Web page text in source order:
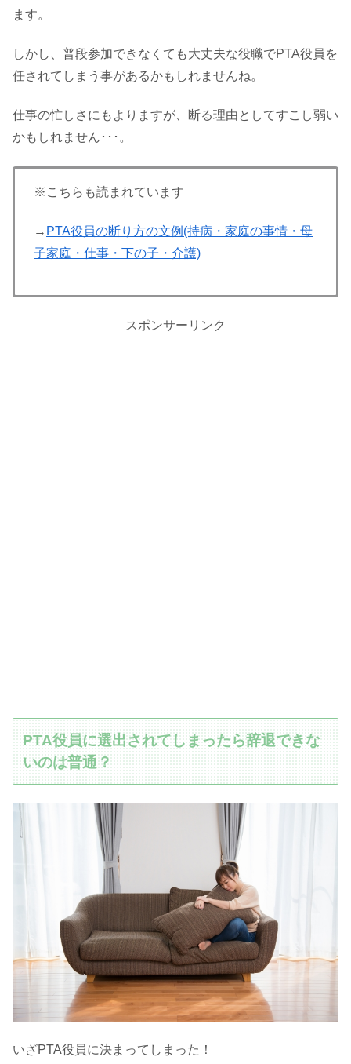
ます。
しかし、普段参加できなくても大丈夫な役職でPTA役員を
任されてしまう事があるかもしれませんね。
仕事の忙しさにもよりますが、断る理由としてすこし弱い
かもしれません･･･。
※こちらも読まれています
→ PTA役員の断り方の文例(持病・家庭の事情・母
子家庭・仕事・下の子・介護)
スポンサーリンク
PTA役員に選出されてしまったら辞退できな
いのは普通？
いざPTA役員に決まってしまった！